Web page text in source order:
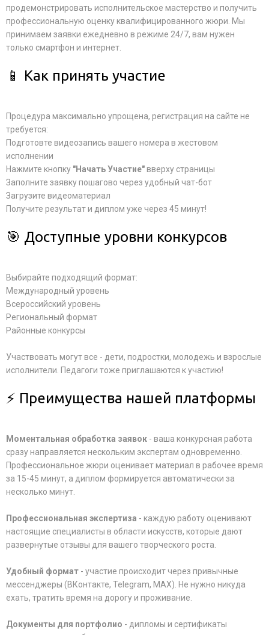
продемонстрировать исполнительское мастерство и получить
профессиональную оценку квалифицированного жюри. Мы
принимаем заявки ежедневно в режиме 24/7, вам нужен
только смартфон и интернет.
📱 Как принять участие
Процедура максимально упрощена, регистрация на сайте не
требуется:
Подготовте видеозапись вашего номера в жестовом
исполнении
Нажмите кнопку "Начать Участие"вверху страницы
Заполните заявку пошагово через удобный чат-бот
Загрузите видеоматериал
Получите результат и диплом уже через 45 минут!
🎯 Доступные уровни конкурсов
Выбирайте подходящий формат:
Международный уровень
Всероссийский уровень
Региональный формат
Районные конкурсы
Участвовать могут все - дети, подростки, молодежь и взрослые
исполнители. Педагоги тоже приглашаются к участию!
⚡ Преимущества нашей платформы
Моментальная обработка заявок - ваша конкурсная работа
сразу направляется нескольким экспертам одновременно.
Профессиональное жюри оценивает материал в рабочее время
за 15-45 минут, а диплом формируется автоматически за
несколько минут.
Профессиональная экспертиза - каждую работу оценивают
настоящие специалисты в области искусств, которые дают
развернутые отзывы для вашего творческого роста.
Удобный формат - участие происходит через привычные
мессенджеры (ВКонтакте, Telegram, MAX). Не нужно никуда
ехать, тратить время на дорогу и проживание.
Документы для портфолио - дипломы и сертификаты